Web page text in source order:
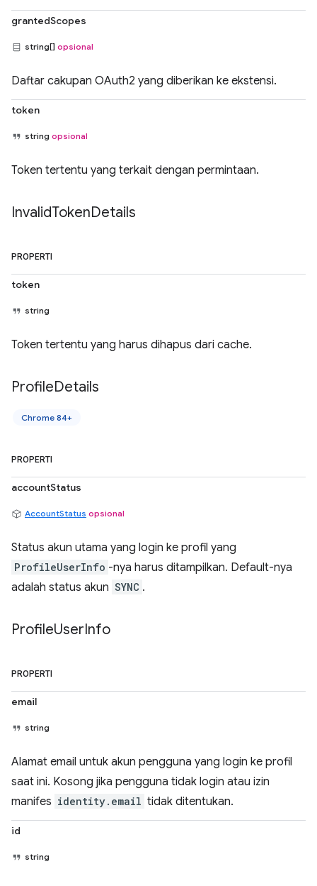
grantedScopes
string[] opsional
Daftar cakupan OAuth2 yang diberikan ke ekstensi.
token
string opsional
Token tertentu yang terkait dengan permintaan.
InvalidTokenDetails
PROPERTI
token
string
Token tertentu yang harus dihapus dari cache.
ProfileDetails
Chrome 84+
PROPERTI
accountStatus
AccountStatus opsional
Status akun utama yang login ke profil yang
ProfileUserInfo -nya harus ditampilkan. Default-nya
adalah status akun SYNC .
ProfileUserInfo
PROPERTI
email
string
Alamat email untuk akun pengguna yang login ke profil
saat ini. Kosong jika pengguna tidak login atau izin
manifes identity.email tidak ditentukan.
id
string